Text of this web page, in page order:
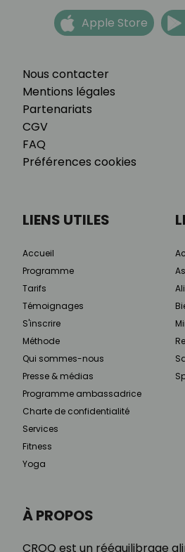
Nous contacter
Mentions légales
Partenariats
CGV
FAQ
Préférences cookies
Apple Store
À PROPOS
CROQ est un rééquilibrage
LIENS UTILES
Accueil
Programme
Tarifs
Témoignages
S'inscrire
Méthode
Qui sommes-nous
Presse & médias
Programme ambassadrice
Charte de confidentialité
Services
Fitness
Yoga